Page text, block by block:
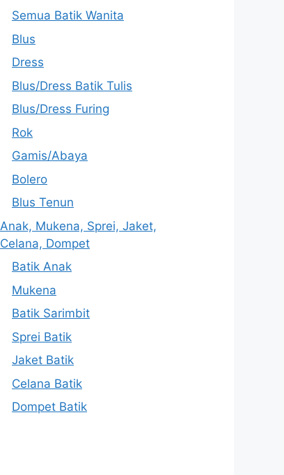
Semua Batik Wanita
Blus
Dress
Blus/Dress Batik Tulis
Blus/Dress Furing
Rok
Gamis/Abaya
Bolero
Blus Tenun
Anak, Mukena, Sprei, Jaket,
Celana, Dompet
Batik Anak
Mukena
Batik Sarimbit
Sprei Batik
Jaket Batik
Celana Batik
Dompet Batik